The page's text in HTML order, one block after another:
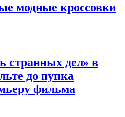
модные кроссовки
странных дел» в
до пупка
фильма